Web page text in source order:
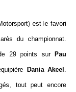
est le favori
du championnat.
29 points sur Pau
Dania Akeel .
tout peut encore